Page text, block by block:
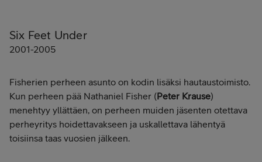
Six Feet Under
2001-2005
Fisherien perheen asunto on kodin lisäksi hautaustoimisto.
Kun perheen pää Nathaniel Fisher (Peter Krause)
menehtyy yllättäen, on perheen muiden jäsenten otettava
perheyritys hoidettavakseen ja uskallettava lähentyä
toisiinsa taas vuosien jälkeen.